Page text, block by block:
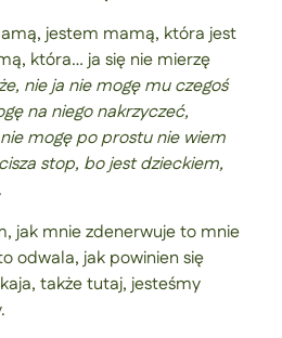
jestem mamą, która jest
która… ja się nie mierzę
nie ja nie mogę mu czegoś
na niego nakrzyczeć,
mogę po prostu nie wiem
stop, bo jest dzieckiem,
jak mnie zdenerwuje to mnie
odwala, jak powinien się
także tutaj, jesteśmy